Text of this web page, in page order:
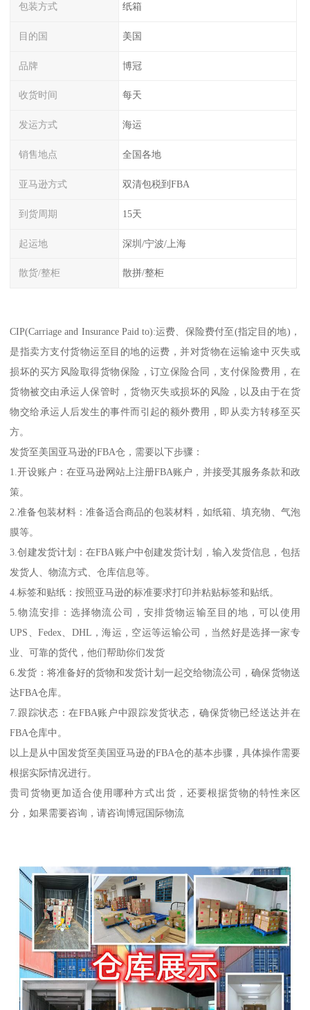
包装方式 纸箱
目的国 美国
品牌 博冠
收货时间 每天
发运方式 海运
销售地点 全国各地
亚马逊方式 双清包税到FBA
到货周期 15天
起运地 深圳/宁波/上海
散货/整柜 散拼/整柜
CIP(Carriage and Insurance Paid to):运费、保险费付至(指定目的地)，
是指卖方支付货物运至目的地的运费，并对货物在运输途中灭失或
损坏的买方风险取得货物保险，订立保险合同，支付保险费用，在
货物被交由承运人保管时，货物灭失或损坏的风险，以及由于在货
物交给承运人后发生的事件而引起的额外费用，即从卖方转移至买
方。
发货至美国亚马逊的FBA仓，需要以下步骤：
1.开设账户：在亚马逊网站上注册FBA账户，并接受其服务条款和政
策。
2.准备包装材料：准备适合商品的包装材料，如纸箱、填充物、气泡
膜等。
3.创建发货计划：在FBA账户中创建发货计划，输入发货信息，包括
发货人、物流方式、仓库信息等。
4.标签和贴纸：按照亚马逊的标准要求打印并粘贴标签和贴纸。
5.物流安排：选择物流公司，安排货物运输至目的地，可以使用
UPS、Fedex、DHL，海运，空运等运输公司，当然好是选择一家专
业、可靠的货代，他们帮助你们发货
6.发货：将准备好的货物和发货计划一起交给物流公司，确保货物送
达FBA仓库。
7.跟踪状态：在FBA账户中跟踪发货状态，确保货物已经送达并在
FBA仓库中。
以上是从中国发货至美国亚马逊的FBA仓的基本步骤，具体操作需要
根据实际情况进行。
贵司货物更加适合使用哪种方式出货，还要根据货物的特性来区
分，如果需要咨询，请咨询博冠国际物流